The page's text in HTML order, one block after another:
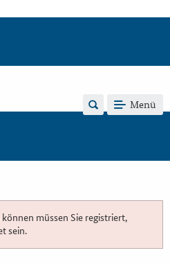
Menü
müssen Sie registriert,
sein.